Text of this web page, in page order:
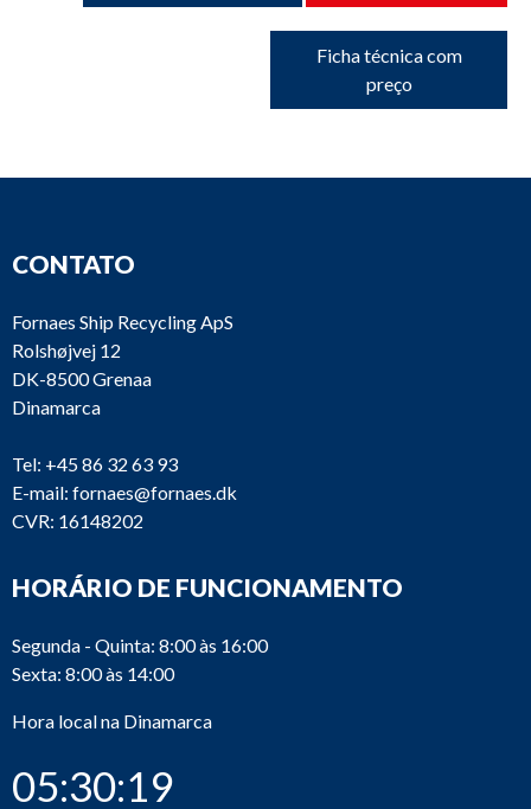
Ficha técnica com
preço
CONTATO
Fornaes Ship Recycling ApS
Rolshøjvej 12
DK-8500 Grenaa
Dinamarca
Tel: +45 86 32 63 93
E-mail: fornaes@fornaes.dk
CVR: 16148202
HORÁRIO DE FUNCIONAMENTO
Segunda - Quinta: 8:00 às 16:00
Sexta: 8:00 às 14:00
Hora local na Dinamarca
05:30:19